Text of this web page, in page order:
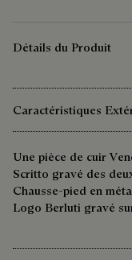
Détails du Produit
Caractéristiques
Une pièce de cuir
Scritto gravé des
Chausse-pied en
Logo Berluti gravé